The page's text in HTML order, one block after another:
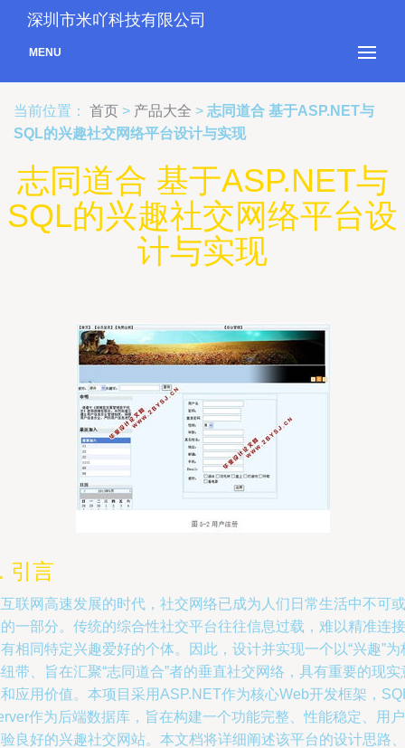
深圳市米吖科技有限公司
MENU
当前位置： 首页 > 产品大全 > 志同道合 基于ASP.NET与
SQL的兴趣社交网络平台设计与实现
志同道合 基于ASP.NET与
SQL的兴趣社交网络平台设
计与实现
引言
联网高速发展的时代，社交网络已成为人们日常生活中不可或
一部分。传统的综合性社交平台往往信息过载，难以精准连接
相同特定兴趣爱好的个体。因此，设计并实现一个以“兴趣”为
带、旨在汇聚“志同道合”者的垂直社交网络，具有重要的现实
应用价值。本项目采用ASP.NET作为核心Web开发框架，
作为后端数据库，旨在构建一个功能完整、性能稳定、用户
良好的兴趣社交网站。本文档将详细阐述该平台的设计思路、